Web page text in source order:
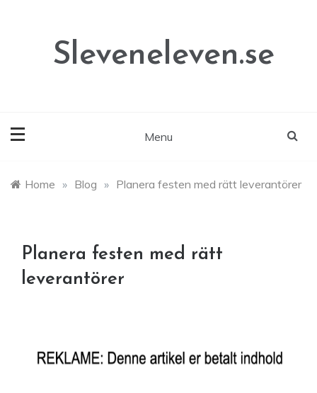
Sleveneleven.se
Menu
Home » Blog » Planera festen med rätt leverantörer
Planera festen med rätt
leverantörer